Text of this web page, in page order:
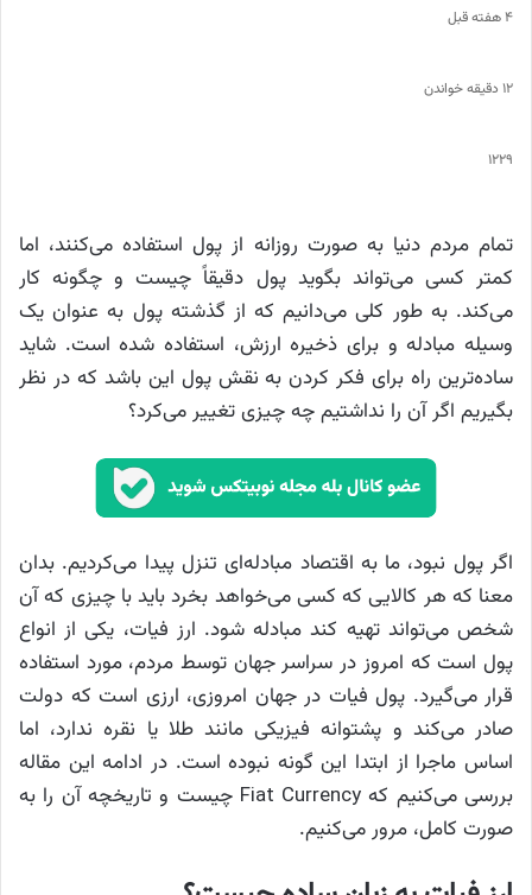
4 هفته قبل
12 دقیقه خواندن
1229
تمام مردم دنیا به صورت روزانه از پول استفاده می‌‌کنند، اما
کمتر کسی می‌تواند بگوید پول دقیقاً چیست و چگونه کار
می‌کند. به طور کلی می‌دانیم که از گذشته پول به عنوان یک
وسیله مبادله و برای ذخیره ارزش، استفاده شده است. شاید
ساده‌ترین راه برای فکر کردن به نقش پول این باشد که در نظر
بگیریم اگر آن را نداشتیم چه چیزی تغییر می‌کرد؟
اگر پول نبود، ما به اقتصاد مبادله‌ای تنزل پیدا می‌کردیم. بدان
معنا که هر کالایی که کسی می‌خواهد بخرد باید با چیزی که آن
شخص می‌تواند تهیه کند مبادله شود. ارز فیات، یکی از انواع
پول است که امروز در سراسر جهان توسط مردم، مورد استفاده
قرار می‌گیرد. پول فیات در جهان امروزی، ارزی است که دولت
صادر می‌کند و پشتوانه فیزیکی مانند طلا یا نقره ندارد، اما
اساس ماجرا از ابتدا این گونه نبوده است. در ادامه این مقاله
بررسی می‌کنیم که Fiat Currency چیست و تاریخچه آن را به
صورت کامل، مرور می‌کنیم.